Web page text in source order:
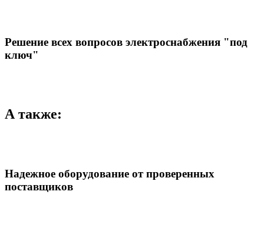
Решение всех вопросов электроснабжения "под
ключ"
А также:
Надежное оборудование от проверенных
поставщиков